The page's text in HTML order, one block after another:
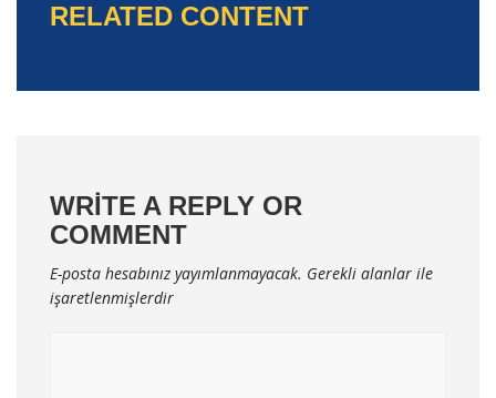
RELATED CONTENT
WRITE A REPLY OR
COMMENT
E-posta hesabınız yayımlanmayacak. Gerekli alanlar ile
işaretlenmişlerdir